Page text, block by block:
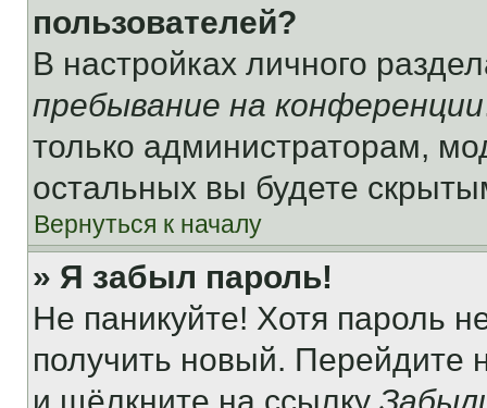
пользователей?
В настройках личного
пребывание на конференции
только администраторам,
остальных вы будете
Вернуться к началу
» Я забыл пароль!
Не паникуйте! Хотя пароль
получить новый. Перейдите